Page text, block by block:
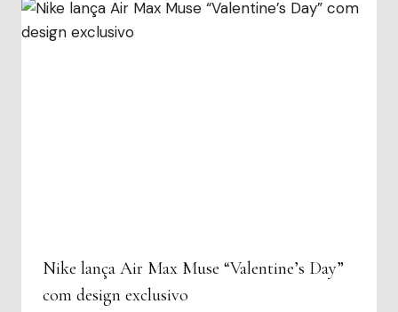
Nike lança Air Max Muse “Valentine’s Day”
com design exclusivo